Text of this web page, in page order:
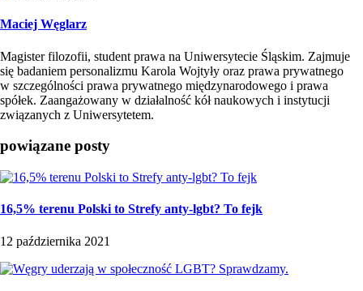
Maciej Węglarz
Magister filozofii, student prawa na Uniwersytecie Śląskim. Zajmuje
się badaniem personalizmu Karola Wojtyły oraz prawa prywatnego
w szczególności prawa prywatnego międzynarodowego i prawa
spółek. Zaangażowany w działalność kół naukowych i instytucji
związanych z Uniwersytetem.
powiązane posty
16,5% terenu Polski to Strefy anty-lgbt? To fejk
12 października 2021